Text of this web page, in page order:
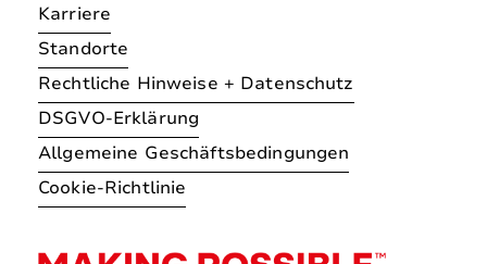
Karriere
Standorte
Rechtliche Hinweise + Datenschutz
DSGVO-Erklärung
Allgemeine Geschäftsbedingungen
Cookie-Richtlinie